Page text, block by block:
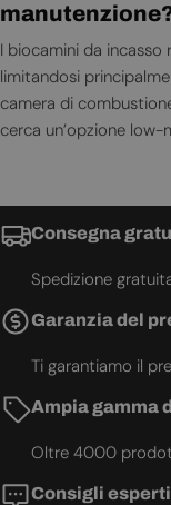
I biocamini da incasso
limitandosi
camera di
cerca un’opzione low-
Consegna
Spedizione
Garanzia del
Ti garantiamo il
Ampia gamma
Oltre 4000
Consigli esperti